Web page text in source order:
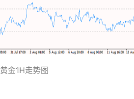
黄金1H走势图